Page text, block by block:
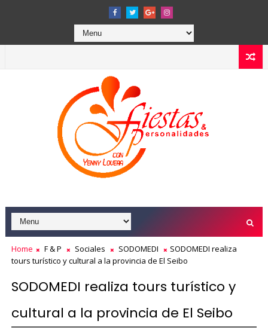
Home F & P Sociales SODOMEDI
SODOMEDI realiza
tours turístico y cultural a la provincia de El Seibo
SODOMEDI realiza tours turístico y
cultural a la provincia de El Seibo